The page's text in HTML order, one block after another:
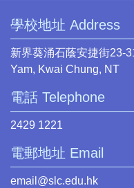
學校地址 Address
新界葵涌石蔭安捷街23-
Yam, Kwai Chung, NT
電話 Telephone
2429 1221
電郵地址 Email
email@slc.edu.hk